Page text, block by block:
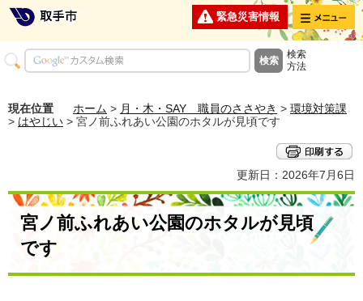
緊急災害情報 メニュー
検索
方法
現在位置 ホーム > 月・木・SAY 職員のささやき > 環境対策課
> はやじい > 宮ノ前ふれあい公園のホタルが見頃です
更新日：2026年7月6日
宮ノ前ふれあい公園のホタルが見頃
です